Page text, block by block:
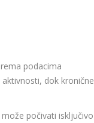
podacima
dok kronične
počivati isključivo